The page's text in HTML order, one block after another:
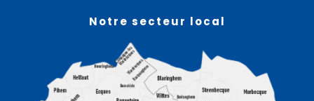
Notre secteur local